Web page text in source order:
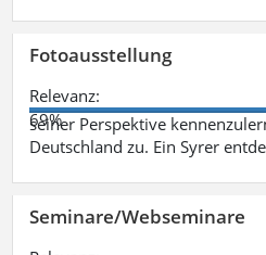
Fotoausstellung
Relevanz:
69%
seiner Perspektive
Deutschland zu. Ein Syrer
Seminare/Webseminare